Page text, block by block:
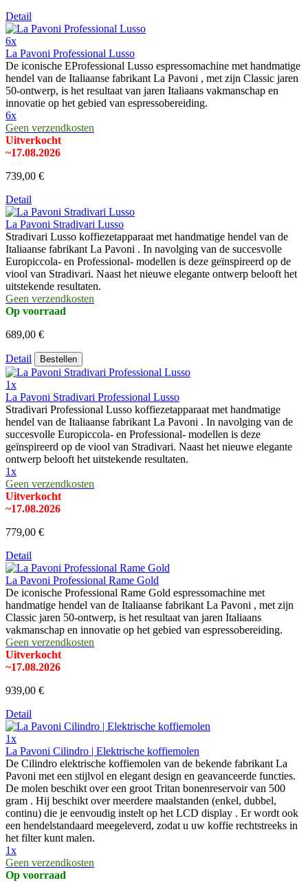
Detail
6x
La Pavoni Professional Lusso
De iconische EProfessional Lusso espressomachine met handmatige
hendel van de Italiaanse fabrikant La Pavoni , met zijn Classic jaren
50-ontwerp, is het resultaat van jaren Italiaans vakmanschap en
innovatie op het gebied van espressobereiding.
6x
Geen verzendkosten
Uitverkocht
~17.08.2026
739,00 €
Detail
La Pavoni Stradivari Lusso
Stradivari Lusso koffiezetapparaat met handmatige hendel van de
Italiaanse fabrikant La Pavoni . In navolging van de succesvolle
Europiccola- en Professional- modellen is deze geïnspireerd op de
viool van Stradivari. Naast het nieuwe elegante ontwerp belooft het
uitstekende resultaten.
Geen verzendkosten
Op voorraad
689,00 €
Detail Bestellen
1x
La Pavoni Stradivari Professional Lusso
Stradivari Professional Lusso koffiezetapparaat met handmatige
hendel van de Italiaanse fabrikant La Pavoni . In navolging van de
succesvolle Europiccola- en Professional- modellen is deze
geïnspireerd op de viool van Stradivari. Naast het nieuwe elegante
ontwerp belooft het uitstekende resultaten.
1x
Geen verzendkosten
Uitverkocht
~17.08.2026
779,00 €
Detail
La Pavoni Professional Rame Gold
De iconische Professional Rame Gold espressomachine met
handmatige hendel van de Italiaanse fabrikant La Pavoni , met zijn
Classic jaren 50-ontwerp, is het resultaat van jaren Italiaans
vakmanschap en innovatie op het gebied van espressobereiding.
Geen verzendkosten
Uitverkocht
~17.08.2026
939,00 €
Detail
1x
La Pavoni Cilindro | Elektrische koffiemolen
De Cilindro elektrische koffiemolen van de bekende fabrikant La
Pavoni met een stijlvol en elegant design en geavanceerde functies.
De molen beschikt over een groot Tritan bonenreservoir van 500
gram . Hij beschikt over meerdere maalstanden (enkel, dubbel,
continu) die je eenvoudig instelt op het LCD display . Er wordt ook
een hendelstandaard meegeleverd, zodat u uw koffie rechtstreeks in
het filter kunt malen.
1x
Geen verzendkosten
Op voorraad